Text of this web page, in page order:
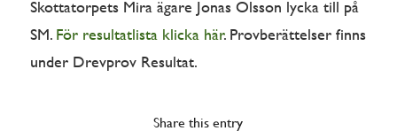
Skottatorpets Mira ägare Jonas Olsson lycka till på
SM. För resultatlista klicka här. Provberättelser finns
under Drevprov Resultat.
Share this entry